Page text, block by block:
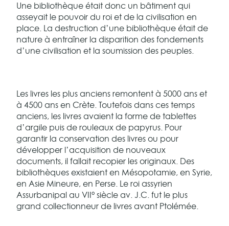
Une bibliothèque était donc un bâtiment qui
asseyait le pouvoir du roi et de la civilisation en
place. La destruction d’une bibliothèque était de
nature à entraîner la disparition des fondements
d’une civilisation et la soumission des peuples.
Les livres les plus anciens remontent à 5000 ans et
à 4500 ans en Crète. Toutefois dans ces temps
anciens, les livres avaient la forme de tablettes
d’argile puis de rouleaux de papyrus. Pour
garantir la conservation des livres ou pour
développer l’acquisition de nouveaux
documents, il fallait recopier les originaux. Des
bibliothèques existaient en Mésopotamie, en Syrie,
en Asie Mineure, en Perse. Le roi assyrien
Assurbanipal au VII° siècle av. J.C. fut le plus
grand collectionneur de livres avant Ptolémée.